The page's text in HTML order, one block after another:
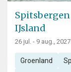
IJsland
26 jul. - 9 aug., 2027
Groenland